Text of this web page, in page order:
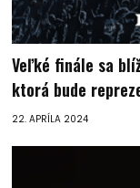
Veľké finále sa
ktorá bude
22. APRÍLA 2024